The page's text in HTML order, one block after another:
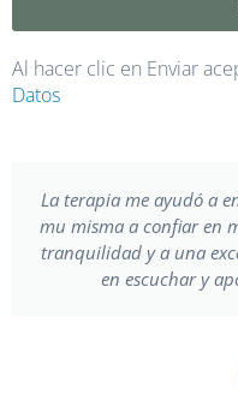
La terapia me ayudó a
mu misma a confiar en
tranquilidad y a una
en escuchar y
Al hacer clic en Enviar
Datos